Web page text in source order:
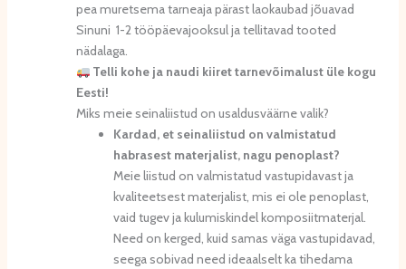
pea muretsema tarneaja pärast laokaubad jõuavad
Sinuni 1-2 tööpäevajooksul ja tellitavad tooted
nädalaga.
Telli kohe ja naudi kiiret tarnevõimalust üle kogu
Eesti!
Miks meie seinaliistud on usaldusväärne valik?
Kardad, et seinaliistud on valmistatud
habrasest materjalist, nagu penoplast?
Meie liistud on valmistatud vastupidavast ja
kvaliteetsest materjalist, mis ei ole penoplast,
vaid tugev ja kulumiskindel komposiitmaterjal.
Need on kerged, kuid samas väga vastupidavad,
seega sobivad need ideaalselt ka tihedama